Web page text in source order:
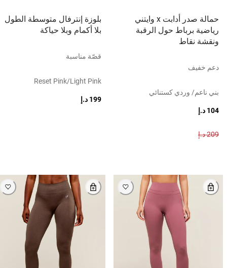
حمالة صدر أدابت x وايتني
رياضية برباط حول الرقبة
ونقشة نقاط
دعم خفيف
بني ناعم/ وردي كستنائي
104 د.إ
209 د.إ
بلوزة إنترفال متوسطة الطول
بلا أكمام وبلا حياكة
قصّة مناسبة
Reset Pink/light Pink
199 د.إ